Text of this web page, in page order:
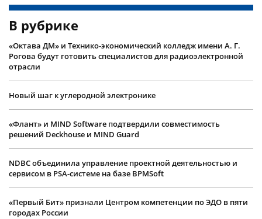
В рубрике
«Октава ДМ» и Технико-экономический колледж имени А. Г.
Рогова будут готовить специалистов для радиоэлектронной
отрасли
Новый шаг к углеродной электронике
«Флант» и MIND Software подтвердили совместимость
решений Deckhouse и MIND Guard
NDBC объединила управление проектной деятельностью и
сервисом в PSA-системе на базе BPMSoft
«Первый Бит» признали Центром компетенции по ЭДО в пяти
городах России